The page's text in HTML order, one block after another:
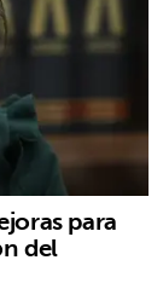
para
del